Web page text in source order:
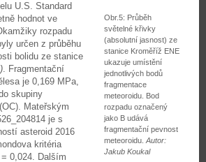
Obr.5: Průběh
světelné křivky
(absolutní jasnost) ze
stanice Kroměříž ENE
ukazuje umístění
jednotlivých bodů
fragmentace
meteoroidu. Bod
rozpadu označený
jako B udává
fragmentační pevnost
meteoroidu. Autor:
Jakub Koukal
U.S. Standard
hodnot ve
rozpadu
určen z průběhu
bolidu ze stanice
. Fragmentační
je 0,169 MPa,
skupiny
Mateřským
je s
asteroid 2016
kritéria
= 0,024. Dalším